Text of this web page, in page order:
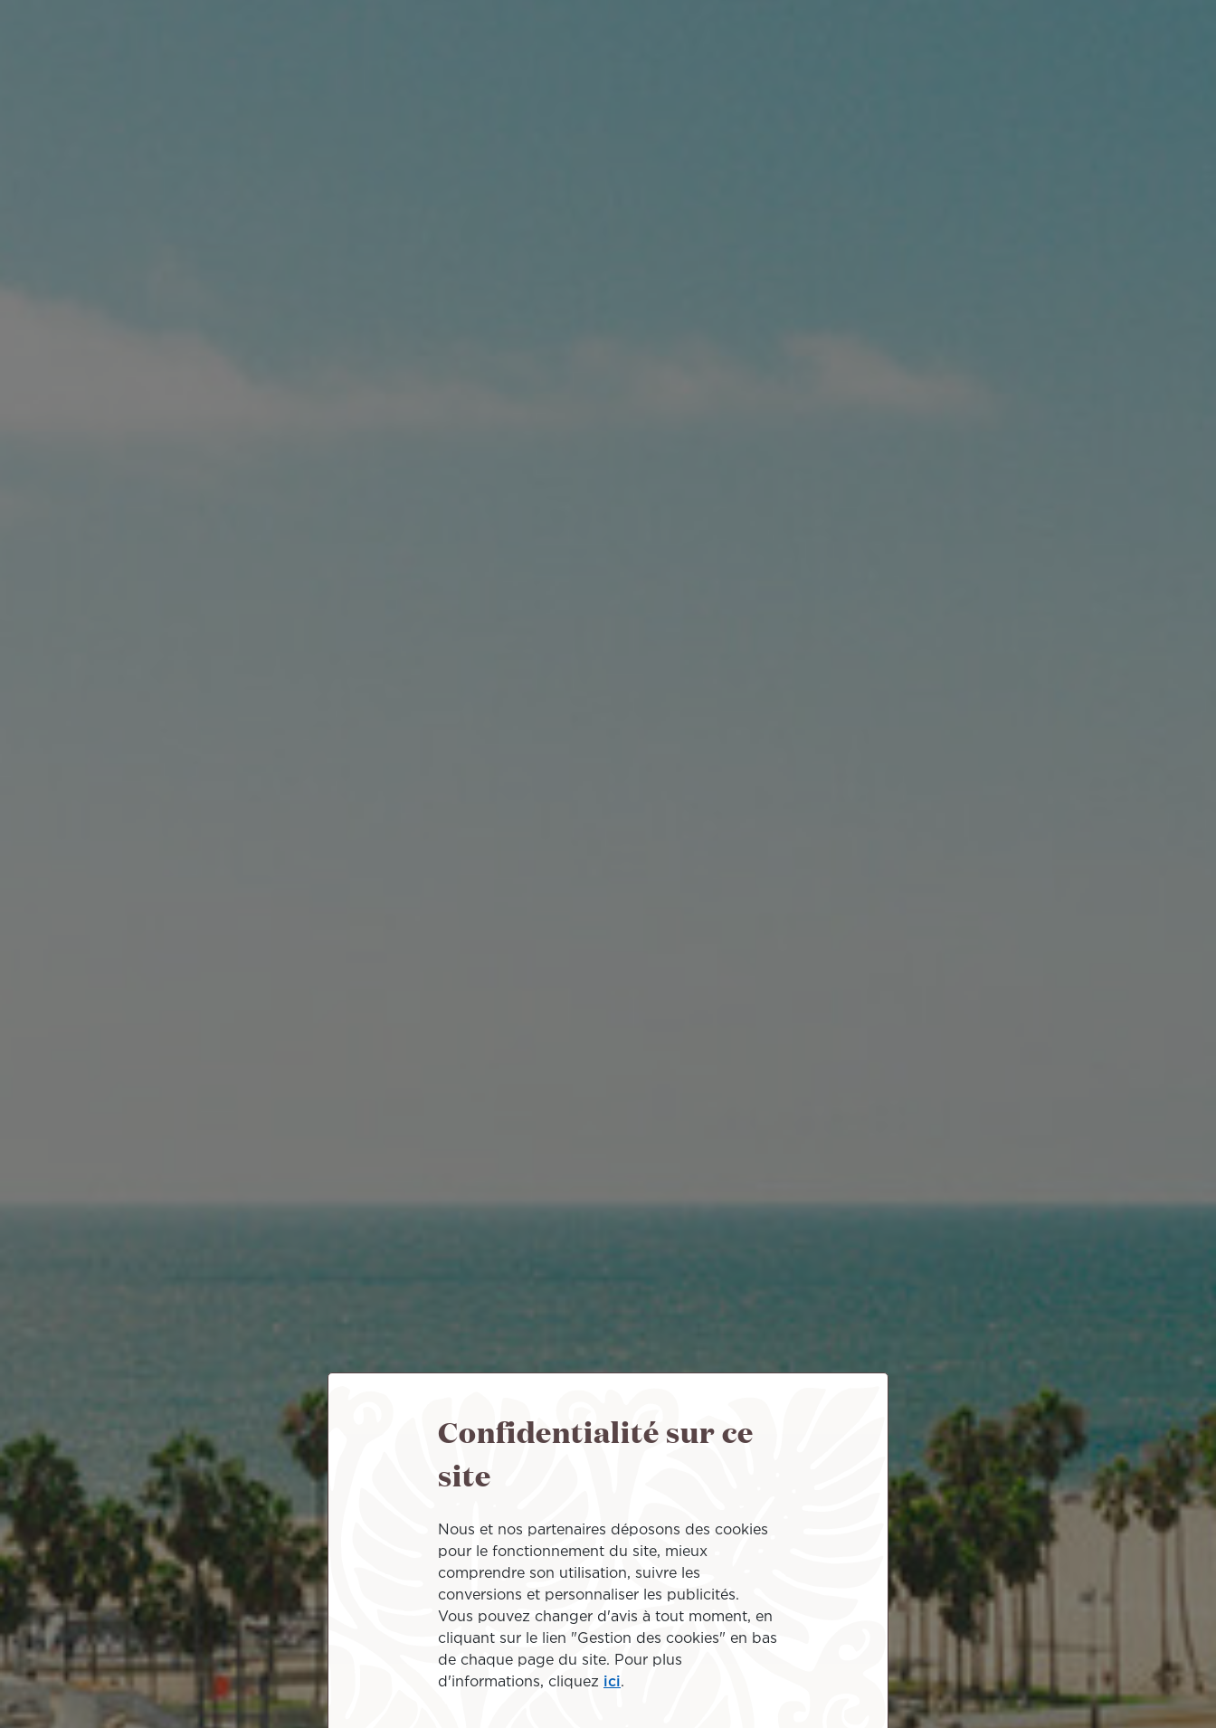
Confidentialité sur ce
site
Nous et nos partenaires déposons des cookies
pour le fonctionnement du site, mieux
comprendre son utilisation, suivre les
conversions et personnaliser les publicités.
Vous pouvez changer d'avis à tout moment, en
cliquant sur le lien "Gestion des cookies" en bas
de chaque page du site. Pour plus
d'informations, cliquez ici.